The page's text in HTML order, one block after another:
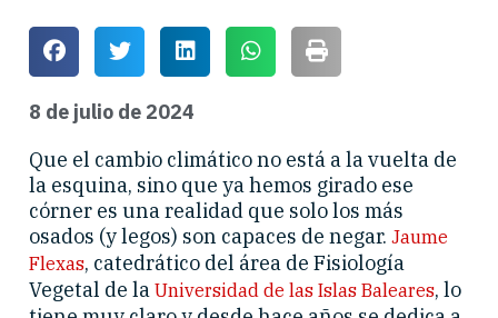
8 de julio de 2024
Que el cambio climático no está a la vuelta de
la esquina, sino que ya hemos girado ese
córner es una realidad que solo los más
osados (y legos) son capaces de negar. Jaume
Flexas, catedrático del área de Fisiología
Vegetal de la Universidad de las Islas Baleares, lo